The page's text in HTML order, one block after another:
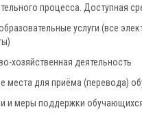
процесса. Доступная
услуги (все
хозяйственная деятельность
места для приёма (перевода)
и меры поддержки